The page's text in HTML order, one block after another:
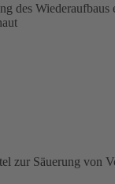
des Wiederaufbaus
zur Säuerung von